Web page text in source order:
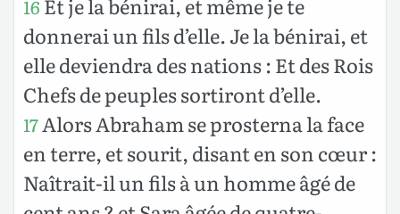
16 Et je la bénirai, et même je te
donnerai un fils d’elle. Je la bénirai, et
elle deviendra des nations : Et des Rois
Chefs de peuples sortiront d’elle.
17Alors Abraham se prosterna la face
en terre, et sourit, disant en son cœur :
Naîtrait-il un fils à un homme âgé de